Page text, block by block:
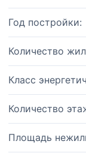
Год постройки:
Количество
Класс
Количество
Площадь